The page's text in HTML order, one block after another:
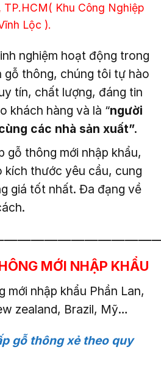
TP.HCM( Khu Công Nghiệp
Lộc ).
nghiệm hoạt động trong
gỗ thông, chúng tôi tự hào
tín, chất lượng, đáng tin
khách hàng và là “người
các nhà sản xuất”.
gỗ thông mới nhập khẩu,
kích thước yêu cầu, cung
giá tốt nhất. Đa đạng về
MỚI NHẬP KHẨU
mới nhập khẩu Phần Lan,
zealand, Brazil, Mỹ…
gỗ thông xẻ theo quy